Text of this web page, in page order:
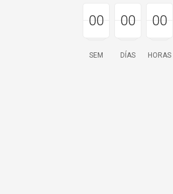
00
00
00
SEM
00
00
00
DÍAS
00
00
00
HORAS